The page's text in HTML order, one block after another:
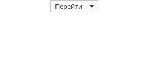
Перейти